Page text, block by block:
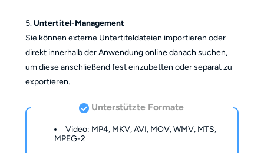
5. Untertitel-Management
Sie können externe Untertiteldateien importieren oder
direkt innerhalb der Anwendung online danach suchen,
um diese anschließend fest einzubetten oder separat zu
exportieren.
Unterstützte Formate
Video: MP4, MKV, AVI, MOV, WMV, MTS,
MPEG-2